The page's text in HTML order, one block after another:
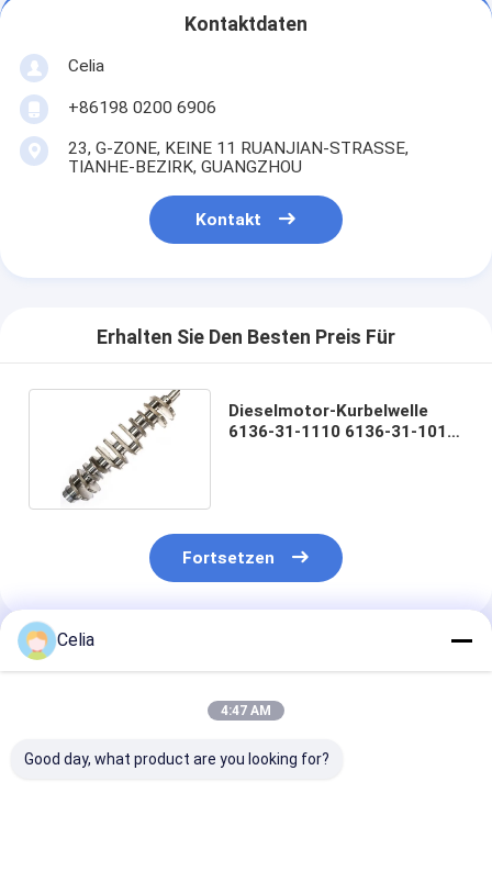
Kontaktdaten
Celia
+86198 0200 6906
23, G-ZONE, KEINE 11 RUANJIAN-STRASSE,
TIANHE-BEZIRK, GUANGZHOU
Kontakt
Erhalten Sie Den Besten Preis Für
Dieselmotor-Kurbelwelle
6136-31-1110 6136-31-1010
Fortsetzen
Empfohlene Produkte
Celia
4:47 AM
Good day, what product are you looking for?